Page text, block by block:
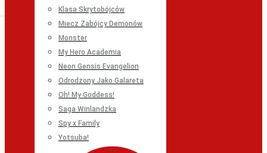
Klasa Skrytobójców
Miecz Zabójcy Demonów
Monster
My Hero Academia
Neon Gensis Evangelion
Odrodzony Jako Galareta
Oh! My Goddess!
Saga Winlandzka
Spy x Family
Yotsuba!